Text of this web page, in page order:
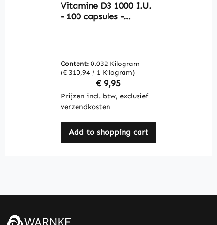
Vitamine D3 1000 I.U.
- 100 capsules -
meer | Warnke
Vitalstoffe
Content: 0.032 Kilogram
(€ 310,94 / 1 Kilogram)
Regular price:
€ 9,95
Prijzen incl. btw, exclusief
verzendkosten
Add to shopping cart